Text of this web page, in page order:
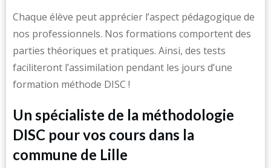
Chaque élève peut apprécier l’aspect pédagogique de
nos professionnels. Nos formations comportent des
parties théoriques et pratiques. Ainsi, des tests
faciliteront l’assimilation pendant les jours d’une
formation méthode DISC !
Un spécialiste de la méthodologie
DISC pour vos cours dans la
commune de Lille